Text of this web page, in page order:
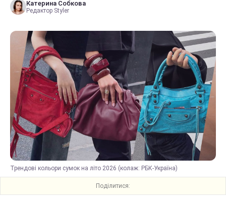
Катерина Собкова
Редактор Styler
Трендові кольори сумок на літо 2026 (колаж: РБК-Україна)
Поділитися: